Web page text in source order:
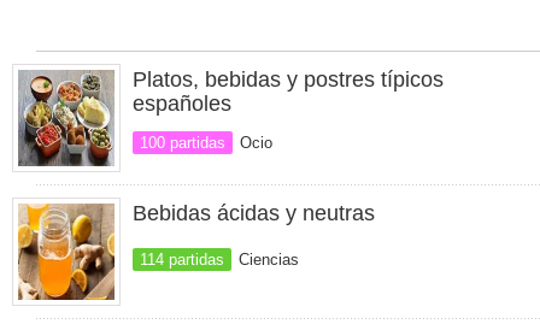
Platos, bebidas y postres típicos
españoles
100 partidas Ocio
Bebidas ácidas y neutras
114 partidas Ciencias